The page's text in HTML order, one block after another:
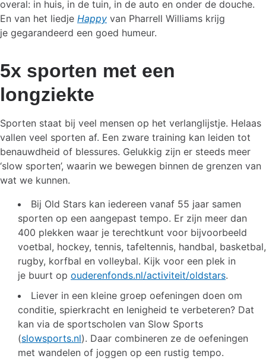
overal: in huis, in de tuin, in de auto en onder de douche.
En van het liedje Happy van Pharrell Williams krijg
je gegarandeerd een goed humeur.
5x sporten met een
longziekte
Sporten staat bij veel mensen op het verlanglijstje. Helaas
vallen veel sporten af. Een zware training kan leiden tot
benauwdheid of blessures. Gelukkig zijn er steeds meer
‘slow sporten’, waarin we bewegen binnen de grenzen van
wat we kunnen.
Bij Old Stars kan iedereen vanaf 55 jaar samen
sporten op een aangepast tempo. Er zijn meer dan
400 plekken waar je terechtkunt voor bijvoorbeeld
voetbal, hockey, tennis, tafeltennis, handbal, basketbal,
rugby, korfbal en volleybal. Kijk voor een plek in
je buurt op ouderenfonds.nl/activiteit/oldstars.
Liever in een kleine groep oefeningen doen om
conditie, spierkracht en lenigheid te verbeteren? Dat
kan via de sportscholen van Slow Sports
(slowsports.nl). Daar combineren ze de oefeningen
met wandelen of joggen op een rustig tempo.